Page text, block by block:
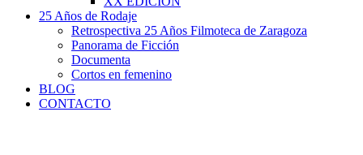
25 Años de Rodaje
Retrospectiva 25 Años Filmoteca de Zaragoza
Panorama de Ficción
Documenta
Cortos en femenino
BLOG
CONTACTO